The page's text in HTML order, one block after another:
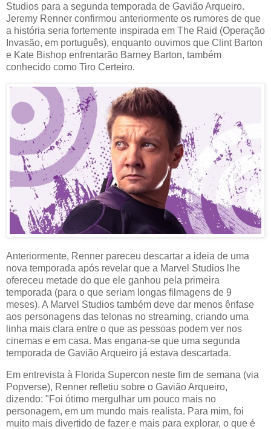
Studios para a segunda temporada de Gavião Arqueiro.
Jeremy Renner confirmou anteriormente os rumores de que
a história seria fortemente inspirada em The Raid (Operação
Invasão, em português), enquanto ouvimos que Clint Barton
e Kate Bishop enfrentarão Barney Barton, também
conhecido como Tiro Certeiro.
Anteriormente, Renner pareceu descartar a ideia de uma
nova temporada após revelar que a Marvel Studios lhe
ofereceu metade do que ele ganhou pela primeira
temporada (para o que seriam longas filmagens de 9
meses). A Marvel Studios também deve dar menos ênfase
aos personagens das telonas no streaming, criando uma
linha mais clara entre o que as pessoas podem ver nos
cinemas e em casa. Mas engana-se que uma segunda
temporada de Gavião Arqueiro já estava descartada.
Em entrevista à Florida Supercon neste fim de semana (via
Popverse), Renner refletiu sobre o Gavião Arqueiro,
dizendo: "Foi ótimo mergulhar um pouco mais no
personagem, em um mundo mais realista. Para mim, foi
muito mais divertido de fazer e mais para explorar, o que é